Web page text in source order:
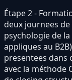
Étape 2 -
deux journees
psychologie de
appliques au
presentees dans
avec la méthode